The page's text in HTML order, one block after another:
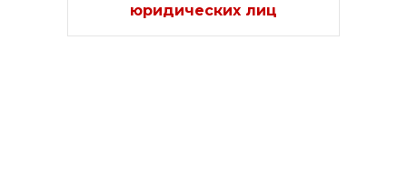
юридических лиц